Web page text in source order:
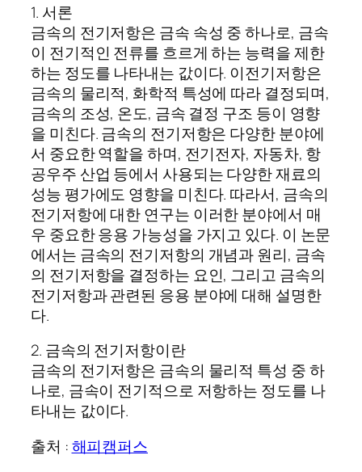
1. 서론
금속의 전기저항은 금속 속성 중 하나로, 금속
이 전기적인 전류를 흐르게 하는 능력을 제한
하는 정도를 나타내는 값이다. 이전기저항은
금속의 물리적, 화학적 특성에 따라 결정되며,
금속의 조성, 온도, 금속 결정 구조 등이 영향
을 미친다. 금속의 전기저항은 다양한 분야에
서 중요한 역할을 하며, 전기전자, 자동차, 항
공우주 산업 등에서 사용되는 다양한 재료의
성능 평가에도 영향을 미친다. 따라서, 금속의
전기저항에 대한 연구는 이러한 분야에서 매
우 중요한 응용 가능성을 가지고 있다. 이 논문
에서는 금속의 전기저항의 개념과 원리, 금속
의 전기저항을 결정하는 요인, 그리고 금속의
전기저항과 관련된 응용 분야에 대해 설명한
다.
2. 금속의 전기저항이란
금속의 전기저항은 금속의 물리적 특성 중 하
나로, 금속이 전기적으로 저항하는 정도를 나
타내는 값이다.
출처 :해피캠퍼스